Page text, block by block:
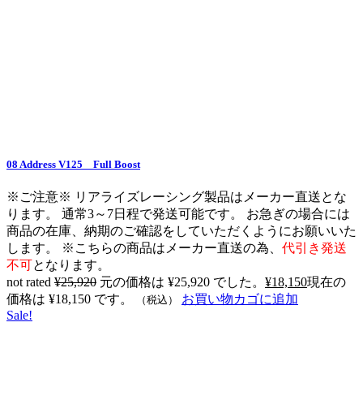
08 Address V125 Full Boost
※ご注意※ リアライズレーシング製品はメーカー直送とな
ります。 通常3～7日程で発送可能です。 お急ぎの場合には
商品の在庫、納期のご確認をしていただくようにお願いいた
します。 ※こちらの商品はメーカー直送の為、 代引き発送
不可となります。
not rated ¥25,920 元の価格は ¥25,920 でした。 ¥18,150現在の
価格は ¥18,150 です。
（税込）
お買い物カゴに追加
Sale!